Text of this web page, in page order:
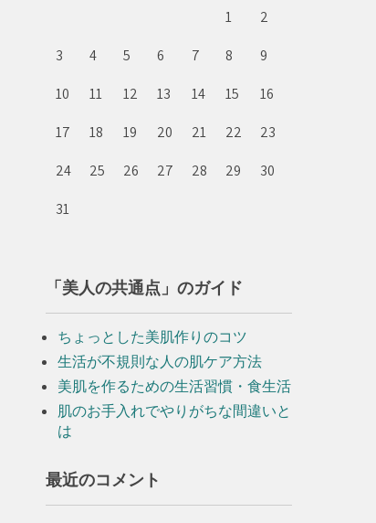
1
2
3
4 5 6 7 8
9
10
11 12 13 14 15
16
17
18 19 20 21 22
23
24
25 26 27 28 29
30
31
「美人の共通点」のガイド
ちょっとした美肌作りのコツ
生活が不規則な人の肌ケア方法
美肌を作るための生活習慣・食生活
肌のお手入れでやりがちな間違いと
は
最近のコメント